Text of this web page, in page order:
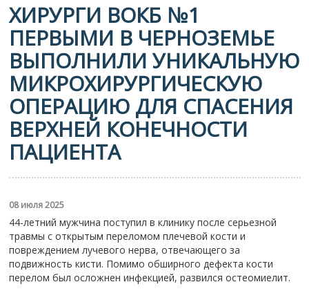
ХИРУРГИ ВОКБ №1
ПЕРВЫМИ В ЧЕРНОЗЕМЬЕ
ВЫПОЛНИЛИ УНИКАЛЬНУЮ
МИКРОХИРУРГИЧЕСКУЮ
ОПЕРАЦИЮ ДЛЯ СПАСЕНИЯ
ВЕРХНЕЙ КОНЕЧНОСТИ
ПАЦИЕНТА
08 июля 2025
44-летний мужчина поступил в клинику после серьезной
травмы с открытым переломом плечевой кости и
повреждением лучевого нерва, отвечающего за
подвижность кисти. Помимо обширного дефекта кости
перелом был осложнен инфекцией, развился остеомиелит.